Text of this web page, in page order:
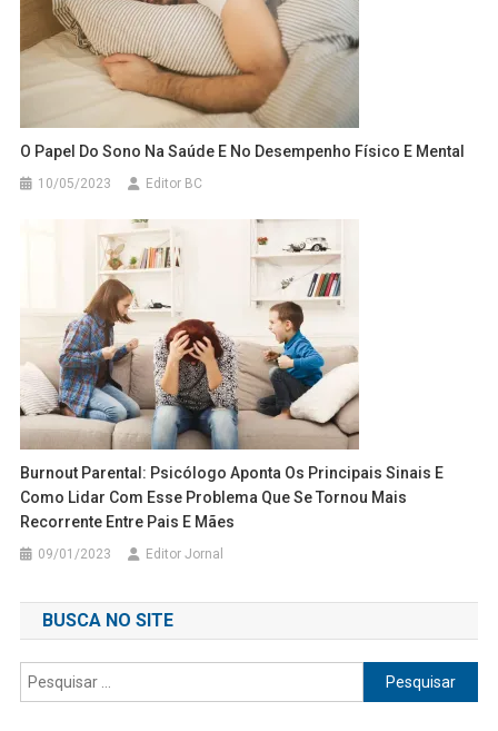
O Papel Do Sono Na Saúde E No Desempenho Físico E Mental
10/05/2023 Editor BC
Burnout Parental: Psicólogo Aponta Os Principais Sinais E
Como Lidar Com Esse Problema Que Se Tornou Mais
Recorrente Entre Pais E Mães
09/01/2023 Editor Jornal
BUSCA NO SITE
Pesquisar
por: